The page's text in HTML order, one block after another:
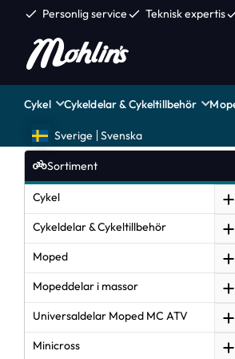
check Personlig servicecheck Teknisk expertis
Cykel Cykeldelar & Cykeltillbehör
Sverige Svenska
Sortiment
Cykel
Cykeldelar & Cykeltillbehör
Moped
Mopeddelar i massor
Universaldelar Moped MC ATV
Minicross